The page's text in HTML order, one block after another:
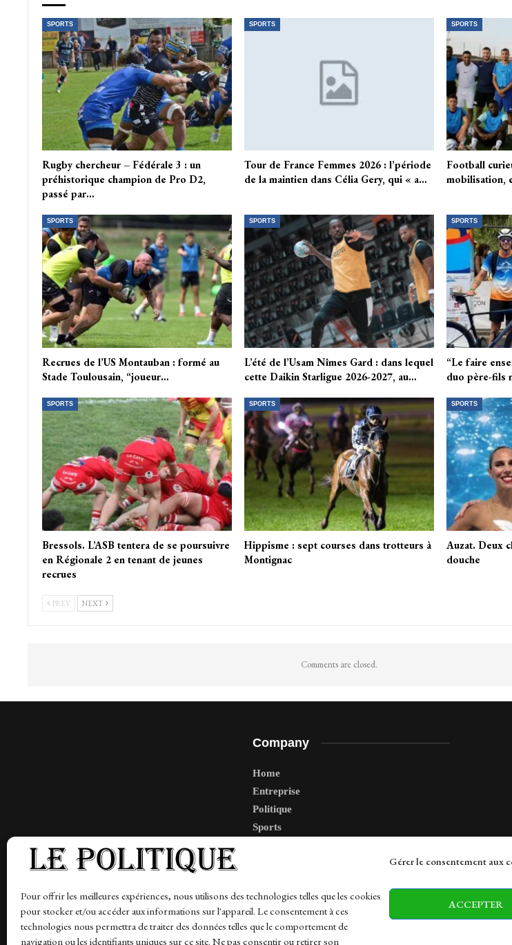
Gérer le consentement aux
Pour offrir les meilleures expériences, nous utilisons des technologies telles que les cookies
pour stocker et/ou accéder aux informations sur l'appareil. Le consentement à ces
technologies nous permettra de traiter des données telles que le comportement de
navigation ou les identifiants uniques sur ce site. Ne pas consentir ou retirer son
ACCEPTER
SPORTS
Rugby chercheur – Fédérale 3 : un
préhistorique champion de Pro D2,
passé par…
SPORTS
Tour de France Femmes 2026 : l’période
de la maintien dans Célia Gery, qui « a…
SPORTS
Football
mobilisation,
SPORTS
Recrues de l’US Montauban : formé au
Stade Toulousain, “joueur…
SPORTS
L’été de l’Usam Nîmes Gard : dans lequel
cette Daikin Starligue 2026-2027, au…
SPORTS
“Le faire
duo père-fils
SPORTS
Bressols. L’ASB tentera de se poursuivre
en Régionale 2 en tenant de jeunes
recrues
SPORTS
Hippisme : sept courses dans trotteurs à
Montignac
SPORTS
Auzat. Deux
douche
PREV NEXT
Comments are closed.
Company
Home
Entreprise
Politique
Sports